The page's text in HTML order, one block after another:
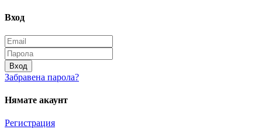
Вход
Вход
Забравена парола?
Нямате акаунт
Регистрация